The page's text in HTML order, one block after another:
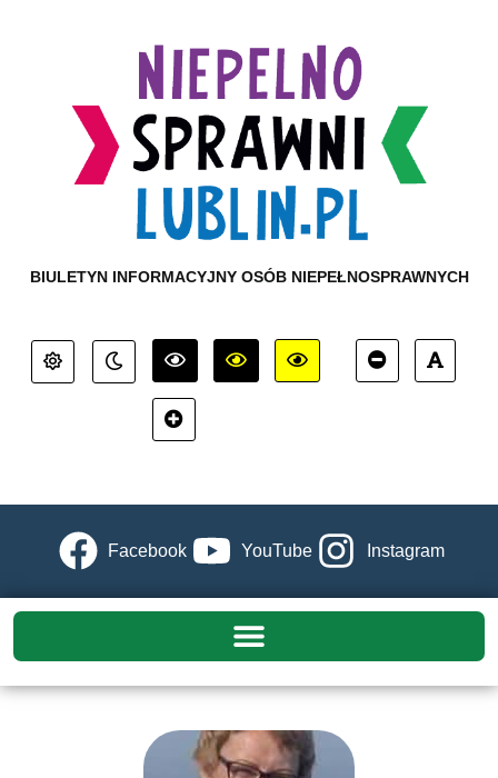
BIULETYN INFORMACYJNY OSÓB NIEPEŁNOSPRAWNYCH
Facebook YouTube Instagram